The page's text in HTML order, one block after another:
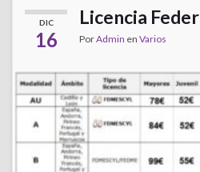
DIC
16
Licencia
PorAdmin en Varios